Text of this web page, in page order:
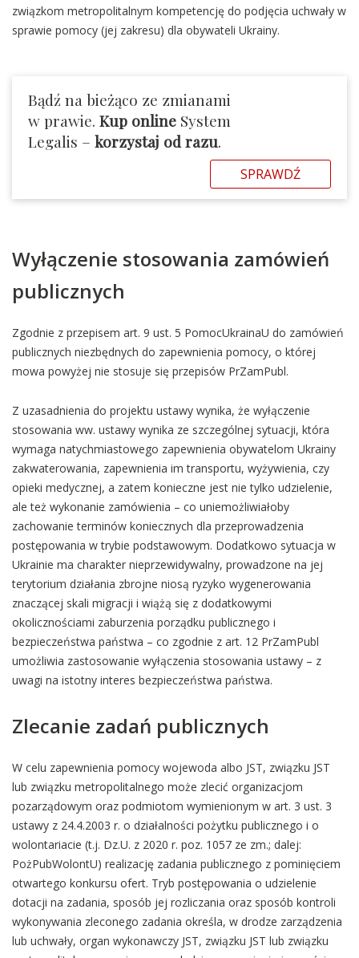
związkom metropolitalnym kompetencję do podjęcia uchwały w
sprawie pomocy (jej zakresu) dla obywateli Ukrainy.
Bądź na bieżąco ze zmianami
w prawie. Kup online System
Legalis – korzystaj od razu.
SPRAWDŹ
Wyłączenie stosowania zamówień
publicznych
Zgodnie z przepisem art. 9 ust. 5 PomocUkrainaU do zamówień
publicznych niezbędnych do zapewnienia pomocy, o której
mowa powyżej nie stosuje się przepisów PrZamPubl.
Z uzasadnienia do projektu ustawy wynika, że wyłączenie
stosowania ww. ustawy wynika ze szczególnej sytuacji, która
wymaga natychmiastowego zapewnienia obywatelom Ukrainy
zakwaterowania, zapewnienia im transportu, wyżywienia, czy
opieki medycznej, a zatem konieczne jest nie tylko udzielenie,
ale też wykonanie zamówienia – co uniemożliwiałoby
zachowanie terminów koniecznych dla przeprowadzenia
postępowania w trybie podstawowym. Dodatkowo sytuacja w
Ukrainie ma charakter nieprzewidywalny, prowadzone na jej
terytorium działania zbrojne niosą ryzyko wygenerowania
znaczącej skali migracji i wiążą się z dodatkowymi
okolicznościami zaburzenia porządku publicznego i
bezpieczeństwa państwa – co zgodnie z art. 12 PrZamPubl
umożliwia zastosowanie wyłączenia stosowania ustawy – z
uwagi na istotny interes bezpieczeństwa państwa.
Zlecanie zadań publicznych
W celu zapewnienia pomocy wojewoda albo JST, związku JST
lub związku metropolitalnego może zlecić organizacjom
pozarządowym oraz podmiotom wymienionym w art. 3 ust. 3
ustawy z 24.4.2003 r. o działalności pożytku publicznego i o
wolontariacie (t.j. Dz.U. z 2020 r. poz. 1057 ze zm.; dalej:
PożPubWolontU) realizację zadania publicznego z pominięciem
otwartego konkursu ofert. Tryb postępowania o udzielenie
dotacji na zadania, sposób jej rozliczania oraz sposób kontroli
wykonywania zleconego zadania określa, w drodze zarządzenia
lub uchwały, organ wykonawczy JST, związku JST lub związku